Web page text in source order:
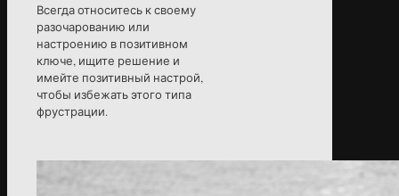
Всегда относитесь к своему
разочарованию или
настроению в позитивном
ключе, ищите решение и
имейте позитивный настрой,
чтобы избежать этого типа
фрустрации.